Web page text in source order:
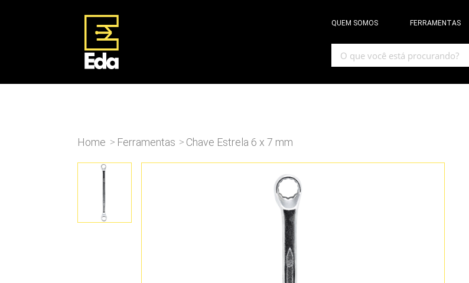
QUEM SOMOS FERRAMENTAS
Home > Ferramentas > Chave Estrela 6 x 7 mm